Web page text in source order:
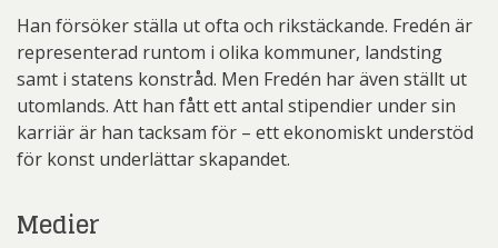
Han försöker ställa ut ofta och rikstäckande. Fredén är
representerad runtom i olika kommuner, landsting
samt i statens konstråd. Men Fredén har även ställt ut
utomlands. Att han fått ett antal stipendier under sin
karriär är han tacksam för – ett ekonomiskt understöd
för konst underlättar skapandet.
Medier